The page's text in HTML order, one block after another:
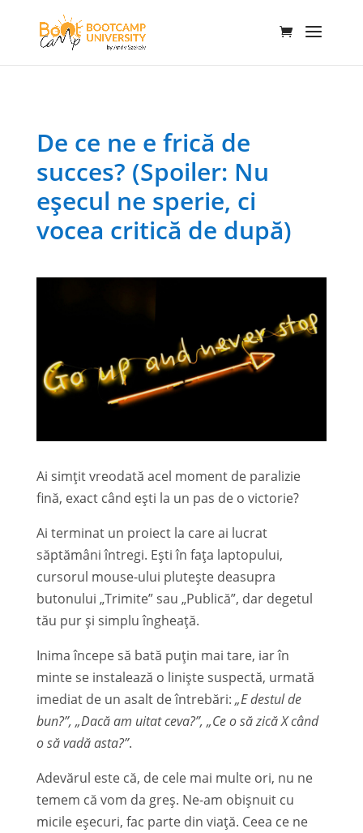
De ce ne e frică de
succes? (Spoiler: Nu
eșecul ne sperie, ci
vocea critică de după)
Ai simțit vreodată acel moment de paralizie
fină, exact când ești la un pas de o victorie?
Ai terminat un proiect la care ai lucrat
săptămâni întregi. Ești în fața laptopului,
cursorul mouse-ului plutește deasupra
butonului „Trimite” sau „Publică”, dar degetul
tău pur și simplu îngheață.
Inima începe să bată puțin mai tare, iar în
minte se instalează o liniște suspectă, urmată
imediat de un asalt de întrebări: „E destul de
bun?”, „Dacă am uitat ceva?”, „Ce o să zică X când
o să vadă asta?”.
Adevărul este că, de cele mai multe ori, nu ne
temem că vom da greș. Ne-am obișnuit cu
micile eșecuri, fac parte din viață. Ceea ce ne